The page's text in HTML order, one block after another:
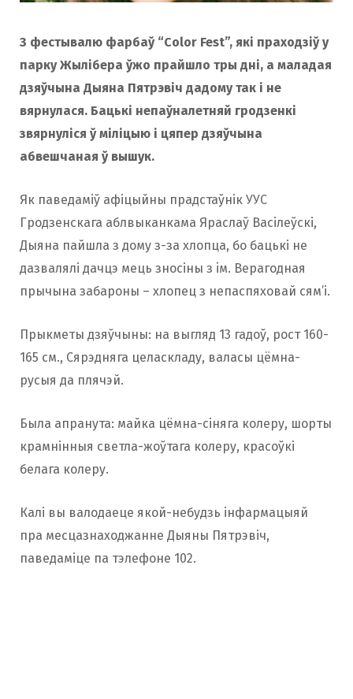
З фестывалю фарбаў “Color Fest”, які праходзіў у
парку Жылібера ўжо прайшло тры дні, а маладая
дзяўчына Дыяна Пятрэвіч дадому так і не
вярнулася. Бацькі непаўналетняй гродзенкі
звярнуліся ў міліцыю і цяпер дзяўчына
абвешчаная ў вышук.
Як паведаміў афіцыйны прадстаўнік УУС
Гродзенскага аблвыканкама Яраслаў Васілеўскі,
Дыяна пайшла з дому з-за хлопца, бо бацькі не
дазвалялі дачцэ мець зносіны з iм. Верагодная
прычына забароны – хлопец з непаспяховай сям’і.
Прыкметы дзяўчыны: на выгляд 13 гадоў, рост 160-
165 см., Сярэдняга целаскладу, валасы цёмна-
русыя да плячэй.
Была апранута: майка цёмна-сіняга колеру, шорты
крамнінныя светла-жоўтага колеру, красоўкі
белага колеру.
Калі вы валодаеце якой-небудзь інфармацыяй
пра месцазнаходжанне Дыяны Пятрэвіч,
паведаміце па тэлефоне 102.